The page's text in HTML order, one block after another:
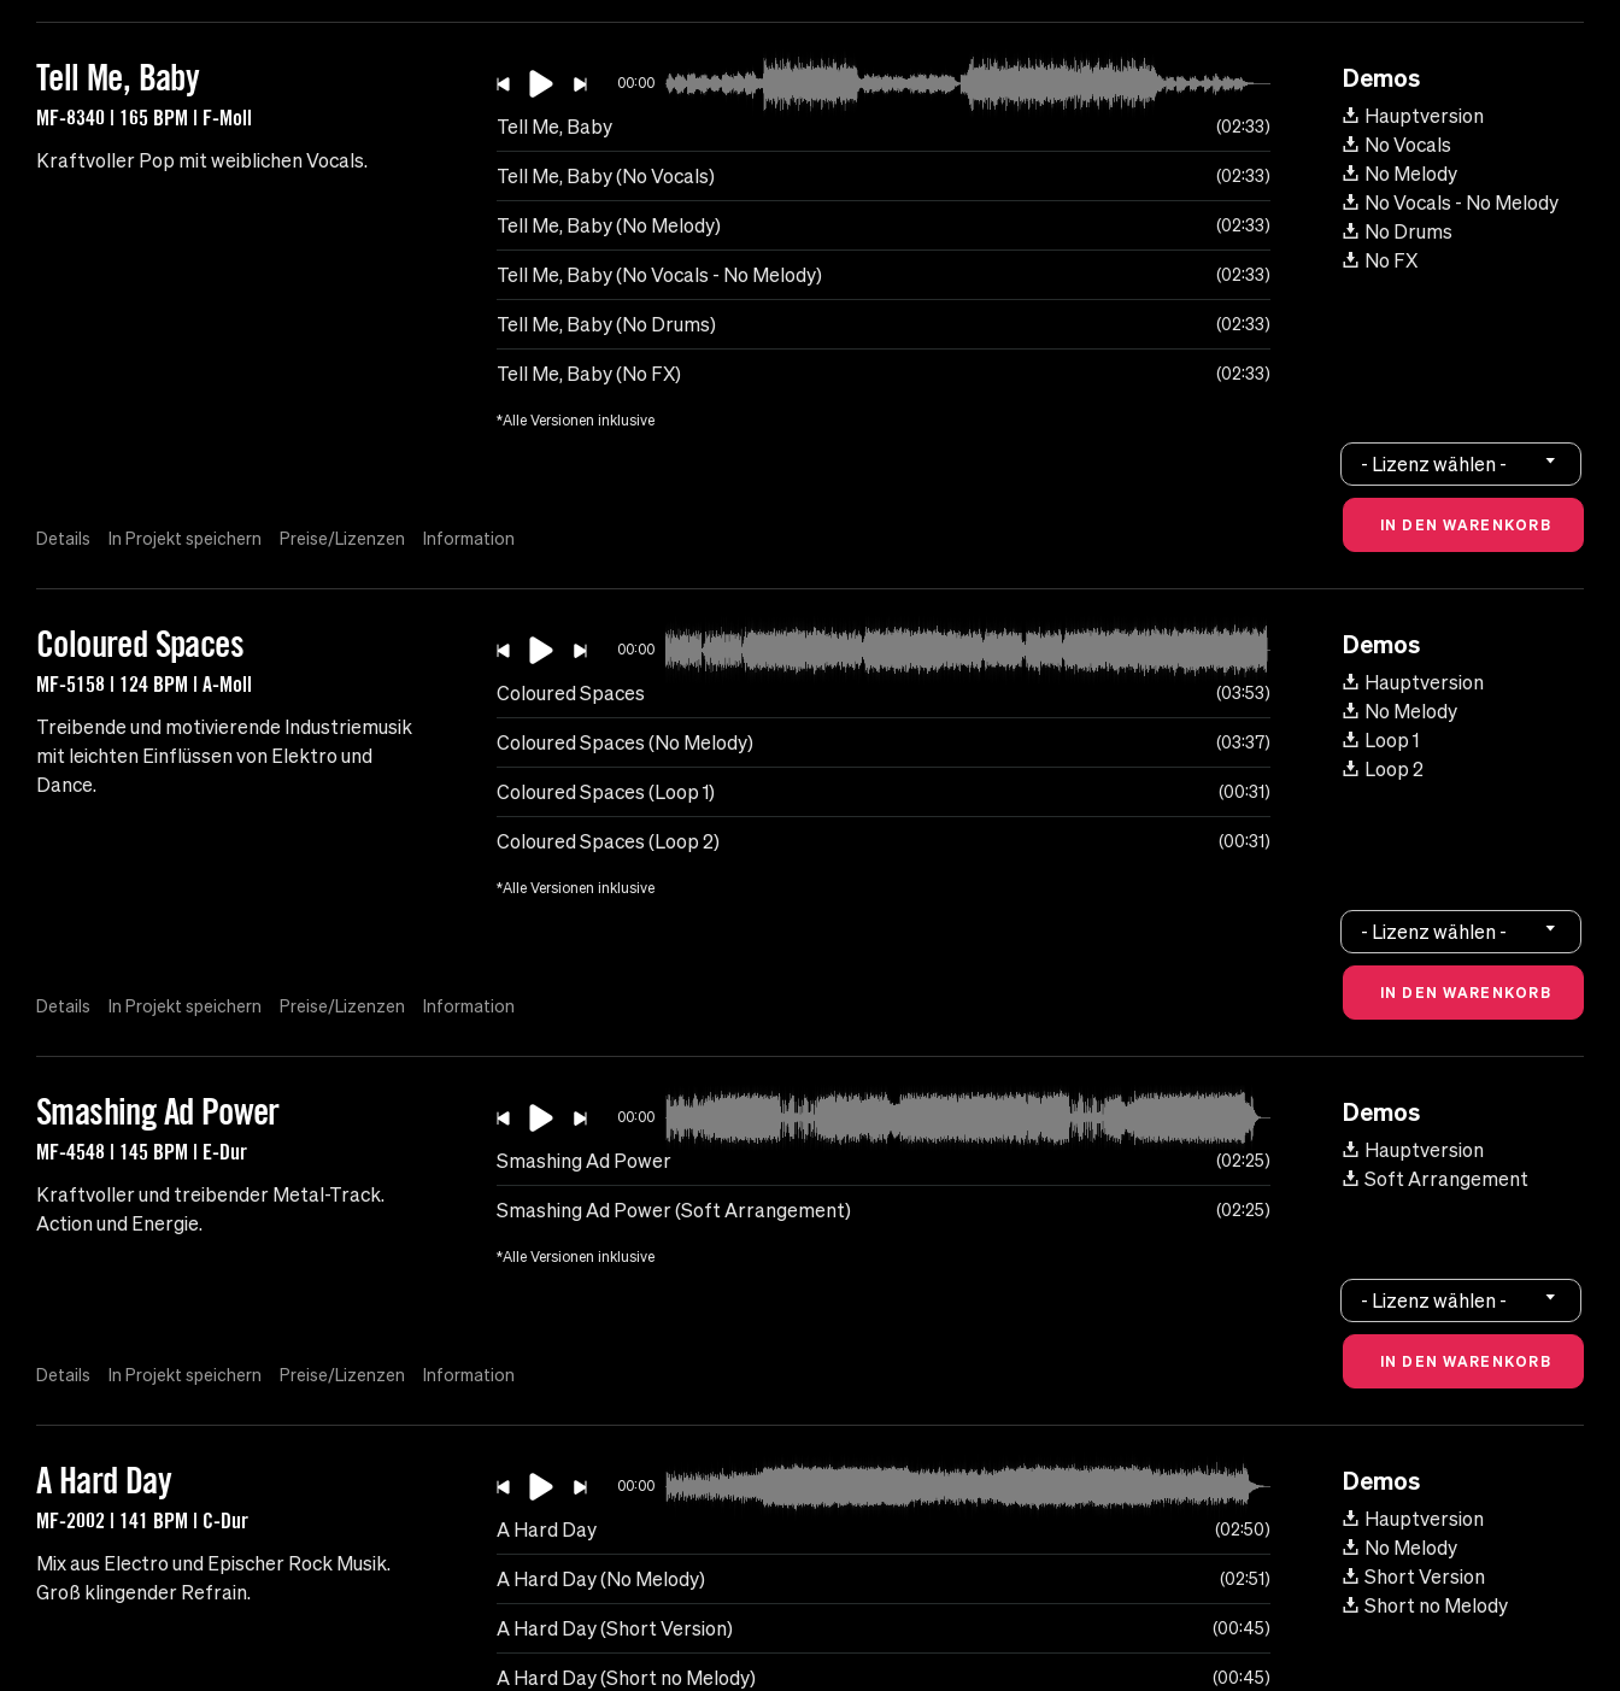
Tell Me, Baby
MF-8340 | 165 BPM | F-Moll
Kraftvoller Pop mit weiblichen Vocals.
00:00
Tell Me, Baby 02:33
Tell Me, Baby (No Vocals) 02:33
Tell Me, Baby (No Melody) 02:33
Tell Me, Baby (No Vocals - No Melody) 02:33
Tell Me, Baby (No Drums) 02:33
Tell Me, Baby (No FX) 02:33
*Alle Versionen inklusive
Demos
Hauptversion
No Vocals
No Melody
No Vocals - No Melody
No Drums
No FX
Details In Projekt speichern Preise/Lizenzen Information
- Lizenz wählen -
Coloured Spaces
MF-5158 | 124 BPM | A-Moll
Treibende und motivierende Industriemusik
mit leichten Einflüssen von Elektro und
Dance.
00:00
Coloured Spaces 03:53
Coloured Spaces (No Melody) 03:37
Coloured Spaces (Loop 1) 00:31
Coloured Spaces (Loop 2) 00:31
*Alle Versionen inklusive
Demos
Hauptversion
No Melody
Loop 1
Loop 2
Details In Projekt speichern Preise/Lizenzen Information
- Lizenz wählen -
Smashing Ad Power
MF-4548 | 145 BPM | E-Dur
Kraftvoller und treibender Metal-Track.
Action und Energie.
00:00
Smashing Ad Power 02:25
Smashing Ad Power (Soft Arrangement) 02:25
*Alle Versionen inklusive
Demos
Hauptversion
Soft Arrangement
Details In Projekt speichern Preise/Lizenzen Information
- Lizenz wählen -
A Hard Day
MF-2002 | 141 BPM | C-Dur
Mix aus Electro und Epischer Rock Musik.
Groß klingender Refrain.
00:00
A Hard Day 02:50
A Hard Day (No Melody) 02:51
A Hard Day (Short Version) 00:45
A Hard Day (Short no Melody) 00:45
Demos
Hauptversion
No Melody
Short Version
Short no Melody